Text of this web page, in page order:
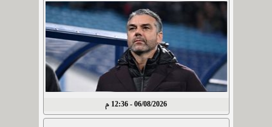
06/08/2026 - 12:36 م